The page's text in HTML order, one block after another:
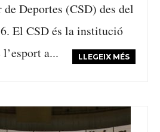
Deportes (CSD) des del
El CSD és la institució
a...
LLEGEIX MÉS